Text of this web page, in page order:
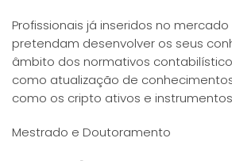
Profissionais já inseridos no
pretendam desenvolver os seus
âmbito dos normativos
como atualização de
como os cripto ativos e
Mestrado e Doutoramento